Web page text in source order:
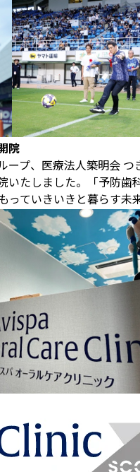
院
ープ、医療法人築明会
いたしました。「予防
ていきいきと暮らす未